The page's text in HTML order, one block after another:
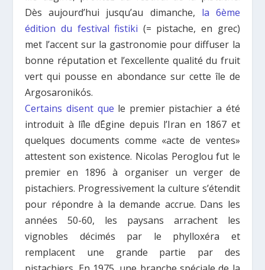
Dès aujourd’hui jusqu’au dimanche, la 6ème
édition du festival fistiki (= pistache, en grec)
met l’accent sur la gastronomie pour diffuser la
bonne réputation et l’excellente qualité du fruit
vert qui pousse en abondance sur cette île de
Argosaronikόs.
Certains disent que le premier pistachier a été
introduit à l΄île d΄Egine depuis l’Iran en 1867 et
quelques documents comme «acte de ventes»
attestent son existence. Nicolas Peroglou fut le
premier en 1896 à organiser un verger de
pistachiers. Progressivement la culture s’étendit
pour répondre à la demande accrue. Dans les
années 50-60, les paysans arrachent les
vignobles décimés par le phylloxéra et
remplacent une grande partie par des